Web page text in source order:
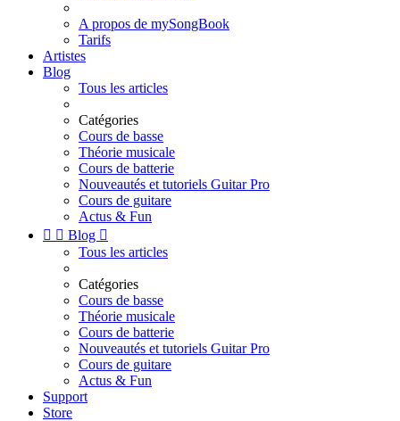
A propos de mySongBook
Tarifs
Artistes
Blog
Tous les articles
Catégories
Cours de basse
Théorie musicale
Cours de batterie
Nouveautés et tutoriels Guitar Pro
Cours de guitare
Actus & Fun
  Blog 
Tous les articles
Catégories
Cours de basse
Théorie musicale
Cours de batterie
Nouveautés et tutoriels Guitar Pro
Cours de guitare
Actus & Fun
Support
Store